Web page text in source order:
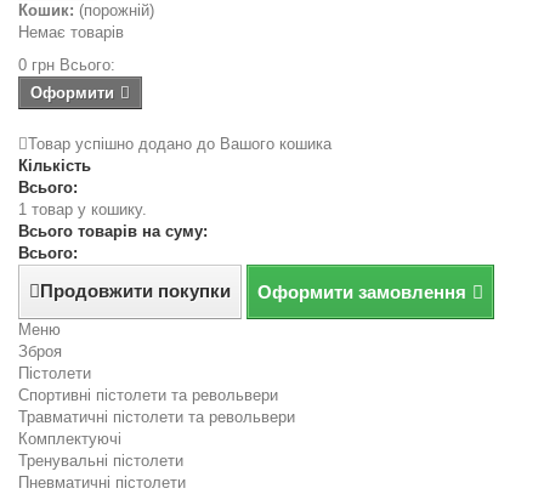
Кошик: (порожній)
Немає товарів
0 грн Всього:
Оформити
Товар успішно додано до Вашого кошика
Кількість
Всього:
1 товар у кошику.
Всього товарів на суму:
Всього:
Продовжити покупки Оформити замовлення
Меню
Зброя
Пістолети
Спортивні пістолети та револьвери
Травматичні пістолети та револьвери
Комплектуючі
Тренувальні пістолети
Пневматичні пістолети